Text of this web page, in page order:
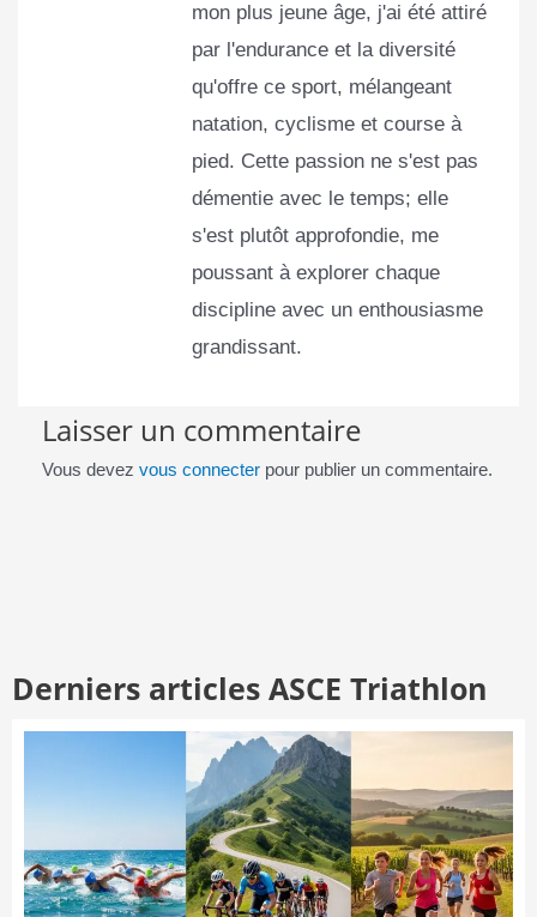
mon plus jeune âge, j'ai été attiré
par l'endurance et la diversité
qu'offre ce sport, mélangeant
natation, cyclisme et course à
pied. Cette passion ne s'est pas
démentie avec le temps; elle
s'est plutôt approfondie, me
poussant à explorer chaque
discipline avec un enthousiasme
grandissant.
Laisser un commentaire
Vous devez vous connecterpour publier un commentaire.
Derniers articles ASCE Triathlon